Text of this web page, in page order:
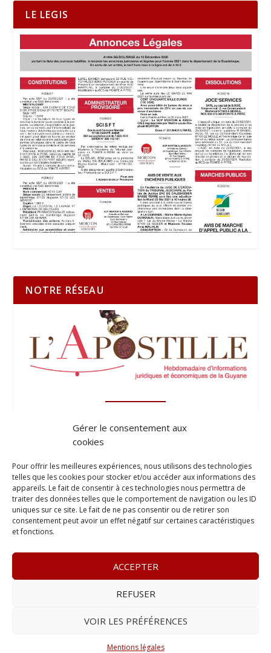
Gérer le consentement aux
cookies
Pour offrir les meilleures expériences, nous utilisons des technologies
telles que les cookies pour stocker et/ou accéder aux informations des
appareils. Le fait de consentir à ces technologies nous permettra de
traiter des données telles que le comportement de navigation ou les ID
uniques sur ce site. Le fait de ne pas consentir ou de retirer son
consentement peut avoir un effet négatif sur certaines caractéristiques
et fonctions.
ACCEPTER
REFUSER
VOIR LES PRÉFÉRENCES
Mentions légales
LE LEGIS
NOTRE RÉSEAU
– www.lelegis.fr –Zone Franche Cité Dillon
– E-mail :contact@lelegis.fr–
Réalisé avec ❤ par l’Agence 4gency